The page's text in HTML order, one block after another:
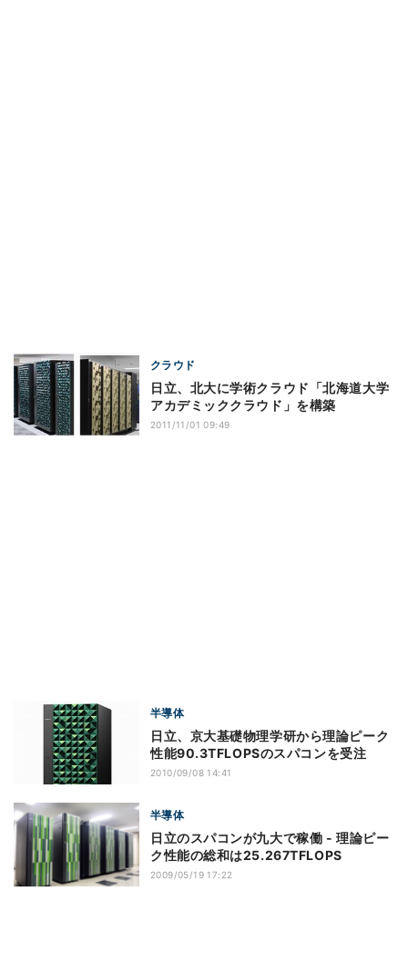
クラウド
日立、北大に学術クラウド「北海道大学
アカデミッククラウド」を構築
2011/11/01 09:49
半導体
日立、京大基礎物理学研から理論ピーク
性能90.3TFLOPSのスパコンを受注
2010/09/08 14:41
半導体
日立のスパコンが九大で稼働 - 理論ピー
ク性能の総和は25.267TFLOPS
2009/05/19 17:22